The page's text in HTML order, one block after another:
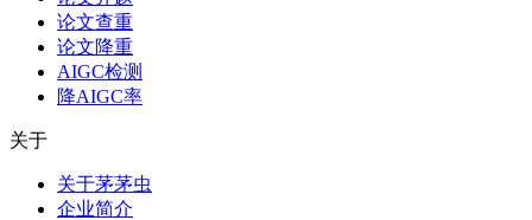
论文查重
论文降重
AIGC检测
降AIGC率
关于
关于茅茅虫
企业简介